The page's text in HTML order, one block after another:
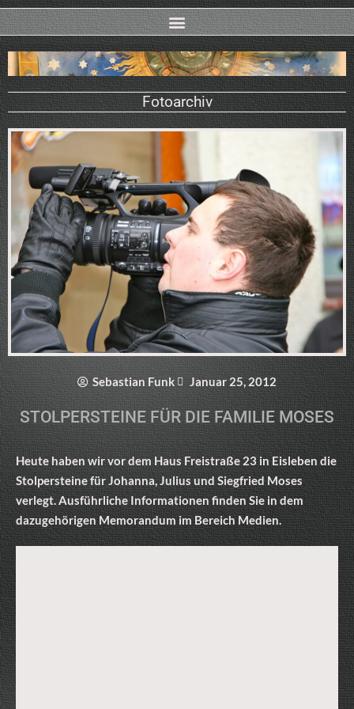
Fotoarchiv
Sebastian Funk Januar 25, 2012
STOLPERSTEINE FÜR DIE FAMILIE MOSES
Heute haben wir vor dem Haus Freistraße 23 in Eisleben die
Stolpersteine für Johanna, Julius und Siegfried Moses
verlegt. Ausführliche Informationen finden Sie in dem
dazugehörigen Memorandum im Bereich Medien.